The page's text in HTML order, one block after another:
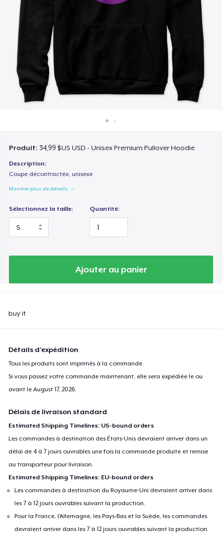
Produit: 34,99 $US USD - Unisex Premium Pullover Hoodie
Description:
Coupe décontractée, unisexe
Montrer plus de détails
Sélectionnez la taille: Quantité:
Ajouter au panier
buy it
Détails d'expédition
Tous les produits sont imprimés à la commande.
Si vous passez votre commande maintenant, elle sera expédiée le ou
avant leAugust 17, 2026
Délais de livraison standard
Estimated Shipping Timelines: US-bound orders
Les commandes à destination des États-Unis devraient arriver dans un
délai de 4 à 7 jours ouvrables une fois la commande produite et remise
au transporteur pour livraison.
Estimated Shipping Timelines: EU-bound orders
Les commandes à destination du Royaume-Uni devraient arriver dans
les 7 à 12 jours ouvrables suivant la production.
Pour la France, l'Allemagne, les Pays-Bas et la Suède, les commandes
devraient arriver dans les 7 à 12 jours ouvrables suivant la production.